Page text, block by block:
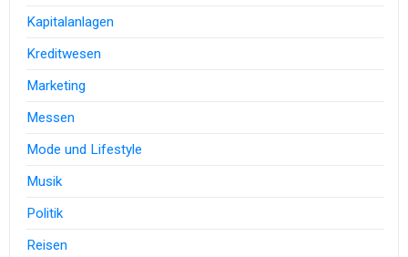
Kapitalanlagen
Kreditwesen
Marketing
Messen
Mode und Lifestyle
Musik
Politik
Reisen